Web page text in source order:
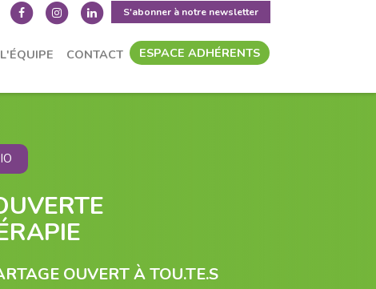
S'abonner à notre newsletter
L'ÉQUIPE CONTACT ESPACE ADHÉRENTS
OUVERT À TOU.TE.S